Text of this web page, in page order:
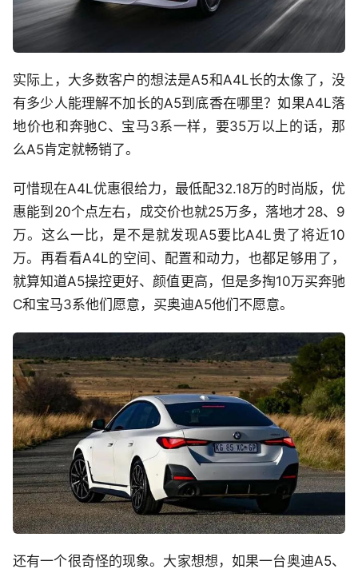
实际上，大多数客户的想法是A5和A4L长的太像了，没
有多少人能理解不加长的A5到底香在哪里？如果A4L落
地价也和奔驰C、宝马3系一样，要35万以上的话，那
么A5肯定就畅销了。
可惜现在A4L优惠很给力，最低配32.18万的时尚版，优
惠能到20个点左右，成交价也就25万多，落地才28、9
万。这么一比，是不是就发现A5要比A4L贵了将近10
万。再看看A4L的空间、配置和动力，也都足够用了，
就算知道A5操控更好、颜值更高，但是多掏10万买奔驰
C和宝马3系他们愿意，买奥迪A5他们不愿意。
还有一个很奇怪的现象。大家想想，如果一台奥迪A5、